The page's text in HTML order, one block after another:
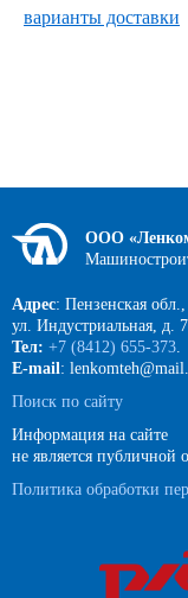
варианты доставки
ООО
Адрес: Пензенская
ул. Индустриальная, д.
Тел: +7 (8412) 655-373.
E-mail:
Поиск по сайту
Информация на сайте
не является публичной
Политика обработки